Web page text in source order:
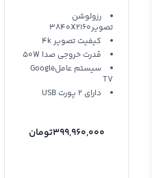
رزولوشن
تصویر3840X2160
کیفیت تصویر 4k
قدرت خروجی صدا 50W
سیستم عاملGoogle
TV
دارای 2 پورت USB
399,960,000تومان